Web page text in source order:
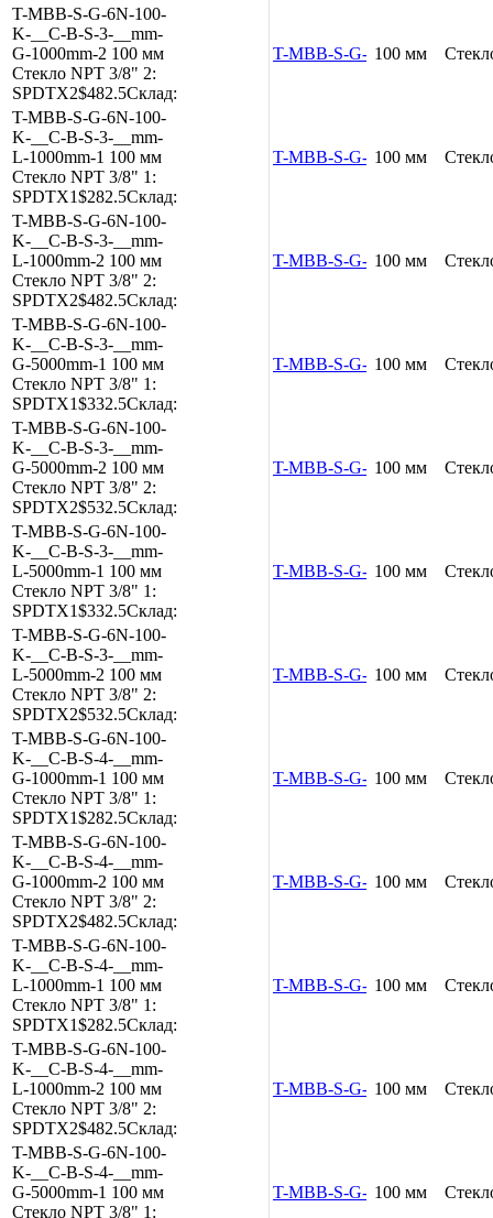
T-MBB-S-G-6N-100-
K-__C-B-S-3-__mm-
G-1000mm-2 100 мм
Стекло NPT 3/8" 2:
SPDTX2$482.5Склад:
T-MBB-S-G-6N-100-K-__C-
100 мм
T-MBB-S-G-6N-100-
K-__C-B-S-3-__mm-
L-1000mm-1 100 мм
Стекло NPT 3/8" 1:
SPDTX1$282.5Склад:
T-MBB-S-G-6N-100-K-__C-
100 мм
T-MBB-S-G-6N-100-
K-__C-B-S-3-__mm-
L-1000mm-2 100 мм
Стекло NPT 3/8" 2:
SPDTX2$482.5Склад:
T-MBB-S-G-6N-100-K-__C-
100 мм
T-MBB-S-G-6N-100-
K-__C-B-S-3-__mm-
G-5000mm-1 100 мм
Стекло NPT 3/8" 1:
SPDTX1$332.5Склад:
T-MBB-S-G-6N-100-K-__C-
100 мм
T-MBB-S-G-6N-100-
K-__C-B-S-3-__mm-
G-5000mm-2 100 мм
Стекло NPT 3/8" 2:
SPDTX2$532.5Склад:
T-MBB-S-G-6N-100-K-__C-
100 мм
T-MBB-S-G-6N-100-
K-__C-B-S-3-__mm-
L-5000mm-1 100 мм
Стекло NPT 3/8" 1:
SPDTX1$332.5Склад:
T-MBB-S-G-6N-100-K-__C-
100 мм
T-MBB-S-G-6N-100-
K-__C-B-S-3-__mm-
L-5000mm-2 100 мм
Стекло NPT 3/8" 2:
SPDTX2$532.5Склад:
T-MBB-S-G-6N-100-K-__C-
100 мм
T-MBB-S-G-6N-100-
K-__C-B-S-4-__mm-
G-1000mm-1 100 мм
Стекло NPT 3/8" 1:
SPDTX1$282.5Склад:
T-MBB-S-G-6N-100-K-__C-
100 мм
T-MBB-S-G-6N-100-
K-__C-B-S-4-__mm-
G-1000mm-2 100 мм
Стекло NPT 3/8" 2:
SPDTX2$482.5Склад:
T-MBB-S-G-6N-100-K-__C-
100 мм
T-MBB-S-G-6N-100-
K-__C-B-S-4-__mm-
L-1000mm-1 100 мм
Стекло NPT 3/8" 1:
SPDTX1$282.5Склад:
T-MBB-S-G-6N-100-K-__C-
100 мм
T-MBB-S-G-6N-100-
K-__C-B-S-4-__mm-
L-1000mm-2 100 мм
Стекло NPT 3/8" 2:
SPDTX2$482.5Склад:
T-MBB-S-G-6N-100-K-__C-
100 мм
T-MBB-S-G-6N-100-
K-__C-B-S-4-__mm-
G-5000mm-1 100 мм
Стекло NPT 3/8" 1:
T-MBB-S-G-6N-100-K-__C-
100 мм